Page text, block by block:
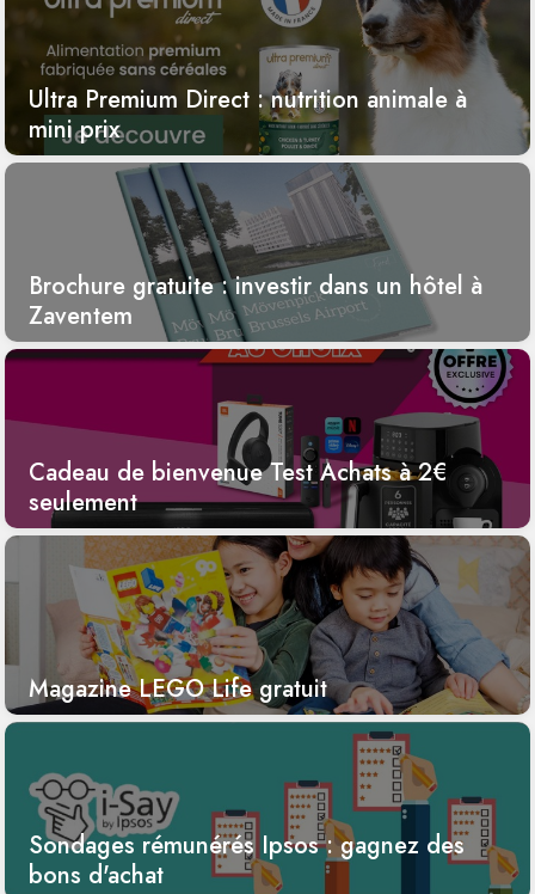
Ultra Premium Direct : nutrition animale à
mini prix
Brochure gratuite : investir dans un hôtel à
Zaventem
Cadeau de bienvenue Test Achats à 2€
seulement
Magazine LEGO Life gratuit
Sondages rémunérés Ipsos : gagnez des
bons d'achat